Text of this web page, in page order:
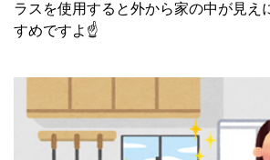
ラスを使用すると外から家の中が見え
すめですよ☝